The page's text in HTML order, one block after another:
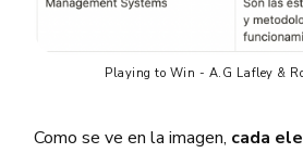
Playing to Win - A.G Lafley &
Como se ve en la imagen, cada